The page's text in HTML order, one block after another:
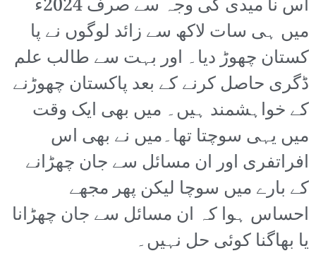
اس نا میدی کی وجہ سے صرف 2024ء
میں ہی سات لاکھ سے زائد لوگوں نے پا
کستان چھوڑ دیا۔ اور بہت سے طالب علم
ڈگری حاصل کرنے کے بعد پاکستان چھوڑنے
کے خواہشمند ہیں۔ میں بھی ایک وقت
میں یہی سوچتا تھا۔میں نے بھی اس
افراتفری اور ان مسائل سے جان چھڑانے
کے بارے میں سوچا لیکن پھر مجھے
احساس ہوا کہ ان مسائل سے جان چھڑانا
یا بھاگنا کوئی حل نہیں۔